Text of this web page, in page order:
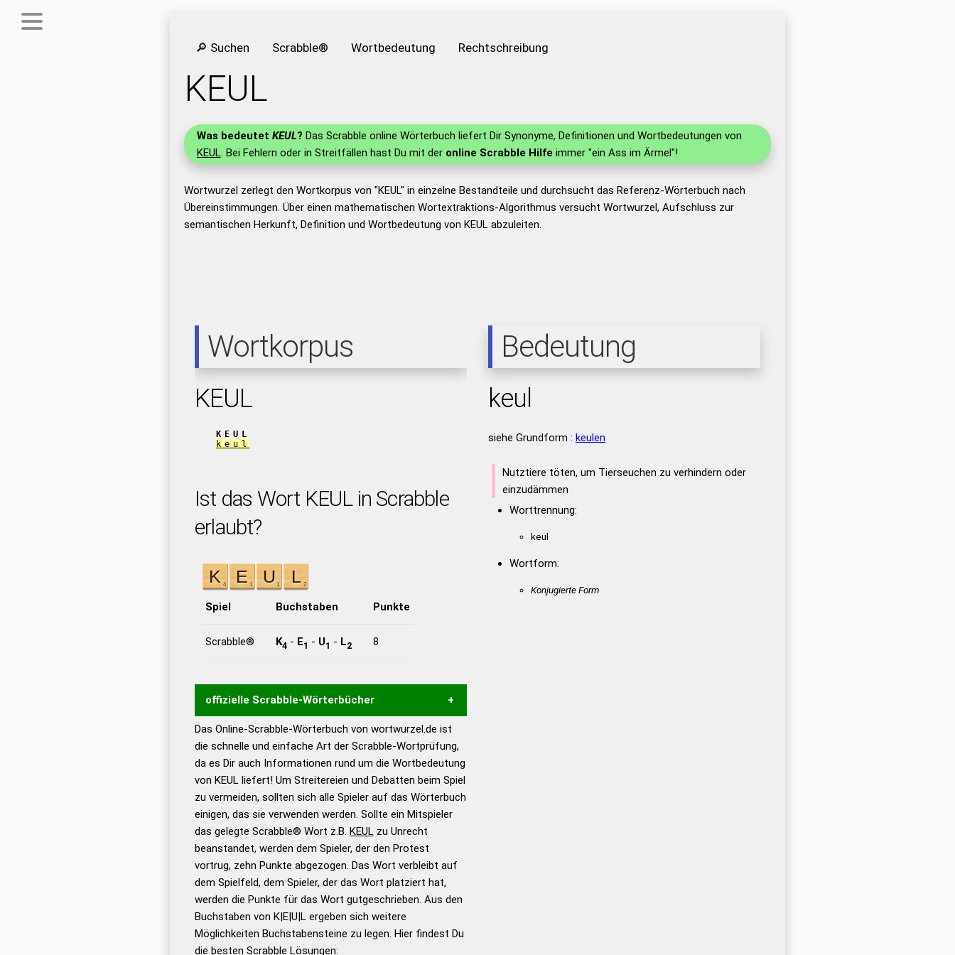
🔎 Suchen Scrabble® Wortbedeutung Rechtschreibung
KEUL
Was bedeutet KEUL? Das Scrabble online Wörterbuch liefert Dir Synonyme, Definitionen und Wortbedeutungen von
KEUL. Bei Fehlern oder in Streitfällen hast Du mit der online Scrabble Hilfe immer "ein Ass im Ärmel"!
Wortwurzel zerlegt den Wortkorpus von "KEUL" in einzelne Bestandteile und durchsucht das Referenz-Wörterbuch nach
Übereinstimmungen. Über einen mathematischen Wortextraktions-Algorithmus versucht Wortwurzel, Aufschluss zur
semantischen Herkunft, Definition und Wortbedeutung von KEUL abzuleiten.
Wortkorpus
KEUL
KEUL
keul
Ist das Wort KEUL in Scrabble
erlaubt?
Spiel Buchstaben Punkte
Scrabble® K4 - E1 - U1 - L2 8
offizielle Scrabble-Wörterbücher
Wortwurzel liefert mit Hilfe eines semantischen
Wortanalyse-Algorithmus gute Anhaltspunkte zu
Wortbedeutung, Worttrennung und Wortform, um die
Gültigkeit eines Wortes für das Scrabble-Spiel zu
bestimmen!
zugelassene Turnier Scrabble-
Wörterbücher sind:
Duden – Standardwerk in 12
Bänden
Duden – Richtiges und gutes
Deutsch
Duden – Die deutsche Grammatik
Das Online-Scrabble-Wörterbuch von wortwurzel.de ist
die schnelle und einfache Art der Scrabble-Wortprüfung,
da es Dir auch Informationen rund um die Wortbedeutung
von KEUL liefert! Um Streitereien und Debatten beim Spiel
zu vermeiden, sollten sich alle Spieler auf das Wörterbuch
einigen, das sie verwenden werden. Sollte ein Mitspieler
das gelegte Scrabble® Wort z.B. KEULzu Unrecht
beanstandet, werden dem Spieler, der den Protest
vortrug, zehn Punkte abgezogen. Das Wort verbleibt auf
dem Spielfeld, dem Spieler, der das Wort platziert hat,
werden die Punkte für das Wort gutgeschrieben. Aus den
Buchstaben von K|E|U|L ergeben sich weitere
Möglichkeiten Buchstabensteine zu legen. Hier findest Du
die besten Scrabble Lösungen:
Bedeutung
keul
siehe Grundform : keulen
Nutztiere töten, um Tierseuchen zu verhindern oder
einzudämmen
Worttrennung:
keul
Wortform:
Konjugierte Form